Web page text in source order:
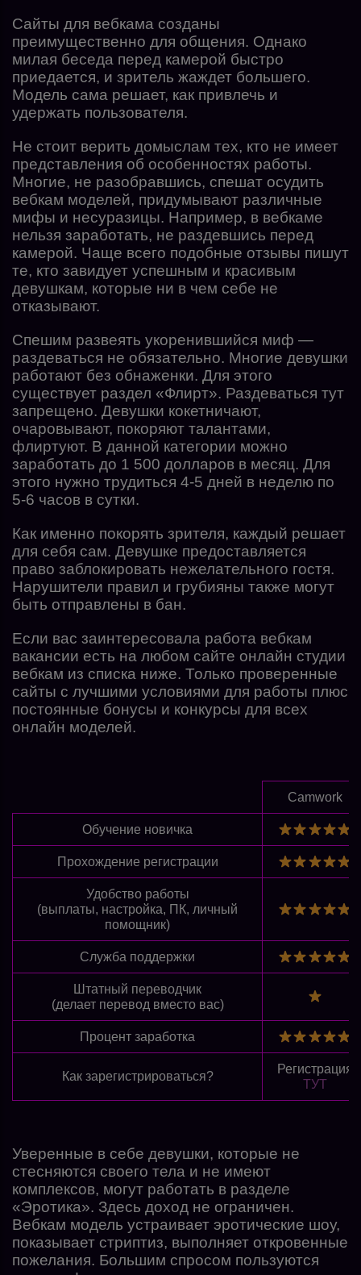
Сайты для вебкама созданы
преимущественно для общения. Однако
милая беседа перед камерой быстро
приедается, и зритель жаждет большего.
Модель сама решает, как привлечь и
удержать пользователя.
Не стоит верить домыслам тех, кто не имеет
представления об особенностях работы.
Многие, не разобравшись, спешат осудить
вебкам моделей, придумывают различные
мифы и несуразицы. Например, в вебкаме
нельзя заработать, не раздевшись перед
камерой. Чаще всего подобные отзывы пишут
те, кто завидует успешным и красивым
девушкам, которые ни в чем себе не
отказывают.
Спешим развеять укоренившийся миф —
раздеваться не обязательно. Многие девушки
работают без обнаженки. Для этого
существует раздел «Флирт». Раздеваться тут
запрещено. Девушки кокетничают,
очаровывают, покоряют талантами,
флиртуют. В данной категории можно
заработать до 1 500 долларов в месяц. Для
этого нужно трудиться 4-5 дней в неделю по
5-6 часов в сутки.
Как именно покорять зрителя, каждый решает
для себя сам. Девушке предоставляется
право заблокировать нежелательного гостя.
Нарушители правил и грубияны также могут
быть отправлены в бан.
Если вас заинтересовала работа вебкам
вакансии есть на любом сайте онлайн студии
вебкам из списка ниже. Только проверенные
сайты с лучшими условиями для работы плюс
постоянные бонусы и конкурсы для всех
онлайн моделей.
Camwork
Обучение новичка
Прохождение регистрации
Удобство работы
(выплаты, настройка, ПК, личный
помощник)
Служба поддержки
Штатный переводчик
(делает перевод вместо вас)
Процент заработка
Как зарегистрироваться?
Регистрация
ТУТ
Уверенные в себе девушки, которые не
стесняются своего тела и не имеют
комплексов, могут работать в разделе
«Эротика». Здесь доход не ограничен.
Вебкам модель устраивает эротические шоу,
показывает стриптиз, выполняет откровенные
пожелания. Большим спросом пользуются